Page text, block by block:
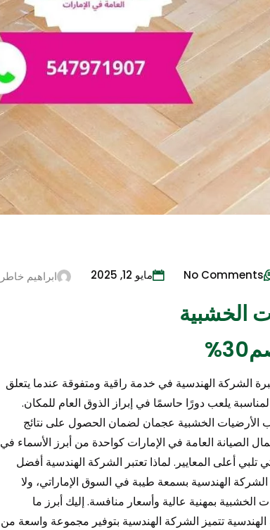
ابراهيم خاطر
مايو 12, 2025 No Comments
الخشبية
الهندسية في خدمة راقية ومتفوقة عندما يتعلق
يلعب دورًا حاسمًا في إبراز الذوق العام للمكان.
الخشبية عجمان لضمان الحصول على نتائج
الصيانة العامة في الإمارات كواحدة من أبرز الأسماء في
تلبي أعلى المعايير. لماذا تعتبر الشركة الهندسية أفضل
الهندسية بسمعة طيبة في السوق الإماراتي، ولا
بمهنية عالية وأسعار منافسة. إليك أبرز ما
الهندسية تتميز الشركة الهندسية بتوفير مجموعة واسعة من